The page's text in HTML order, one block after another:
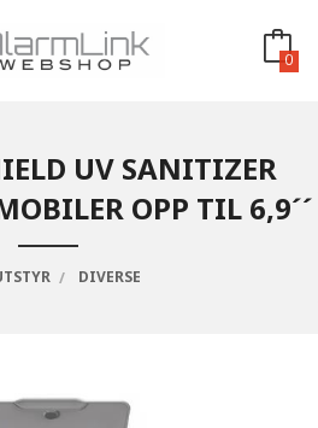
0
UV SANITIZER
OPP TIL 6,9´´
DIVERSE